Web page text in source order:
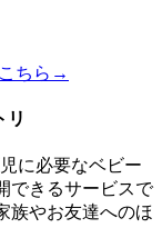
ちら→
リ
に必要なベビー
できるサービスで
族やお友達へのほ